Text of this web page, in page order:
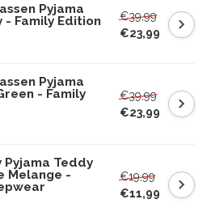
Pyjama
Family Edition
€39,99
€23,99
Pyjama
- Family
€39,99
€23,99
Pyjama Teddy
Melange -
€19,99
€11,99